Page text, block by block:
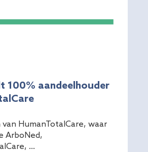
100% aandeelhouder
van HumanTotalCare, waar
ArboNed,
...